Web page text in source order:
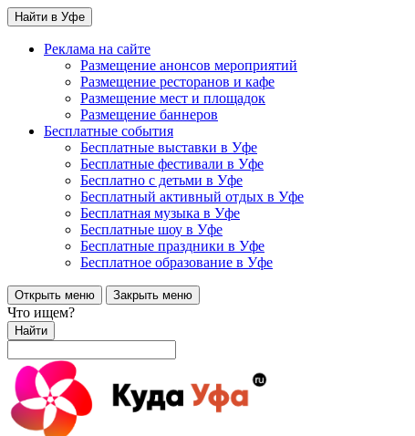
Найти в Уфе
Реклама на сайте
Размещение анонсов мероприятий
Размещение ресторанов и кафе
Размещение мест и площадок
Размещение баннеров
Бесплатные события
Бесплатные выставки в Уфе
Бесплатные фестивали в Уфе
Бесплатно с детьми в Уфе
Бесплатный активный отдых в Уфе
Бесплатная музыка в Уфе
Бесплатные шоу в Уфе
Бесплатные праздники в Уфе
Бесплатное образование в Уфе
Открыть меню Закрыть меню
Что ищем?
Найти